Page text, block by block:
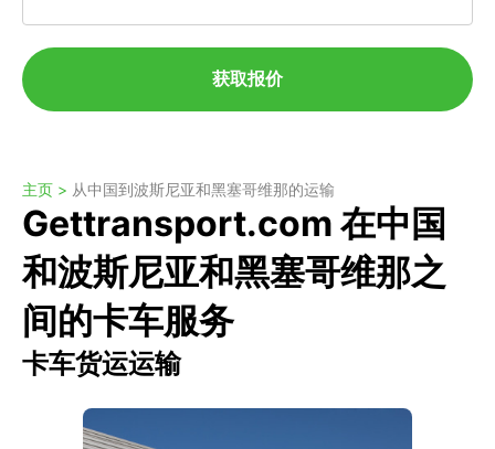
获取报价
主页 > 从中国到波斯尼亚和黑塞哥维那的运输
Gettransport.com 在中国
和波斯尼亚和黑塞哥维那之
间的卡车服务
卡车货运运输